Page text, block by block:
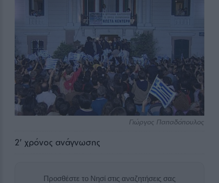
Γιώργος Παπαδόπουλος
2' χρόνος ανάγνωσης
Προσθέστε το Νησί στις αναζητήσεις σας